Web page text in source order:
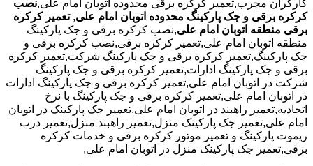
کارگران مجرب,تعمیر کرکره برقی محدوده اتوبان امام علی,نصب
کرکره برقی و جک پارکینگ محدوده اتوبان امام علی, تعمیر کرکره
برقی منطقه اتوبان امام علی,نصب کرکره برقی و جک پارکینگ
منطقه اتوبان امام علی,تعمیر کرکره برقی,نصب کرکره برقی و
جک پارکینگ,تعمیر کرکره برقی و جک پارکینگ شرکت,تعمیر کرکره
برقی و جک پارکینگ ادارات,تعمیر کرکره برقی و جک پارکینگ
شرکت در اتوبان امام علی,تعمیر کرکره برقی و جک پارکینگ ادارات
در اتوبان امام علی,تعمیر کرکره برقی و جک پارکینگ با نرخ
اتحادیه,تعمیر راهبند در اتوبان امام علی,تعمیر جک پارکینک در اتوبان
امام علی,تعمیر جک پارکینک منزل,تعمیر راهبند منزل,تعمیر درب
ریموت پارکینگ و تعمیر موتور کرکره برقی و خدمات کرکره
برقی,تعمیر جک پارکینک منزل در اتوبان امام علی,